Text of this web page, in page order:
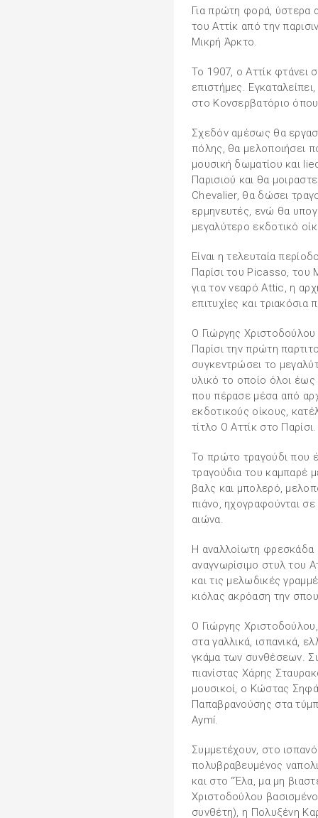
Για πρώτη φορά, ύστερα
του Αττίκ από την
Μικρή Άρκτο.
Το 1907, ο Αττίκ φτάνει
επιστήμες.
στο Κονσερβατόριο
Σχεδόν αμέσως θα
πόλης, θα μελοποιήσει
μουσική δωματίου και
Παρισιού και θα
Chevalier, θα δώσει
ερμηνευτές, ενώ θα
μεγαλύτερο εκδοτικό
Είναι η τελευταία
Παρίσι του Picasso, του
για τον νεαρό Attic, η
επιτυχίες και τριακόσια
Ο Γιώργης
Παρίσι την πρώτη
συγκεντρώσει το
υλικό το οποίο όλοι
που πέρασε μέσα από
εκδοτικούς οίκους,
τίτλο Ο Αττίκ στο Παρίσι.
Το πρώτο τραγούδι που
τραγούδια του καμπαρέ
βαλς και μπολερό,
πιάνο, ηχογραφούνται
αιώνα.
Η αναλλοίωτη
αναγνωρίσιμο στυλ του
και τις μελωδικές
κιόλας ακρόαση την
Ο Γιώργης
στα γαλλικά, ισπανικά,
γκάμα των συνθέσεων.
πιανίστας Χάρης
μουσικοί, ο Κώστας
Παπαβρανούσης στα
Aymí.
Συμμετέχουν, στο
πολυβραβευμένος
και στο “Έλα, μα μη
Χριστοδούλου
συνθέτη), η Πολυξένη